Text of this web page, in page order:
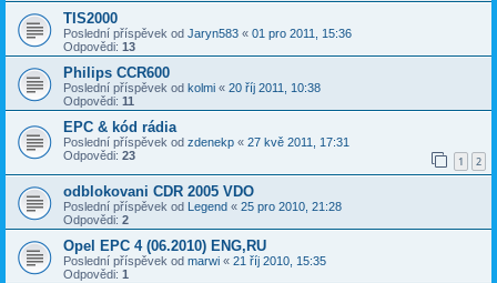
TIS2000
Poslední příspěvek od Jaryn583 « 01 pro 2011, 15:36
Odpovědi: 13
Philips CCR600
Poslední příspěvek od kolmi « 20 říj 2011, 10:38
Odpovědi: 11
EPC & kód rádia
Poslední příspěvek od zdenekp « 27 kvě 2011, 17:31
Odpovědi: 23 1 2
odblokovani CDR 2005 VDO
Poslední příspěvek od Legend « 25 pro 2010, 21:28
Odpovědi: 2
Opel EPC 4 (06.2010) ENG,RU
Poslední příspěvek od marwi « 21 říj 2010, 15:35
Odpovědi: 1